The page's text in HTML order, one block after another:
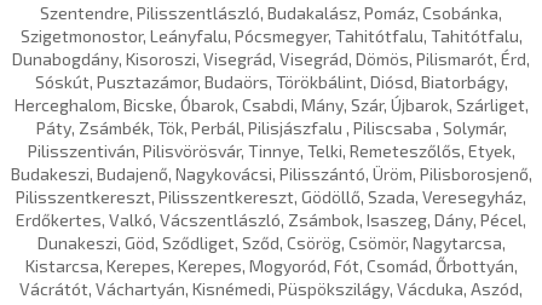
Szentendre, Pilisszentlászló, Budakalász, Pomáz, Csobánka,
Szigetmonostor, Leányfalu, Pócsmegyer, Tahitótfalu, Tahitótfalu,
Dunabogdány, Kisoroszi, Visegrád, Visegrád, Dömös, Pilismarót, Érd,
Sóskút, Pusztazámor, Budaörs, Törökbálint, Diósd, Biatorbágy,
Herceghalom, Bicske, Óbarok, Csabdi, Mány, Szár, Újbarok, Szárliget,
Páty, Zsámbék, Tök, Perbál, Pilisjászfalu , Piliscsaba , Solymár,
Pilisszentiván, Pilisvörösvár, Tinnye, Telki, Remeteszőlős, Etyek,
Budakeszi, Budajenő, Nagykovácsi, Pilisszántó, Üröm, Pilisborosjenő,
Pilisszentkereszt, Pilisszentkereszt, Gödöllő, Szada, Veresegyház,
Erdőkertes, Valkó, Vácszentlászló, Zsámbok, Isaszeg, Dány, Pécel,
Dunakeszi, Göd, Sződliget, Sződ, Csörög, Csömör, Nagytarcsa,
Kistarcsa, Kerepes, Kerepes, Mogyoród, Fót, Csomád, Őrbottyán,
Vácrátót, Váchartyán, Kisnémedi, Püspökszilágy, Vácduka, Aszód,